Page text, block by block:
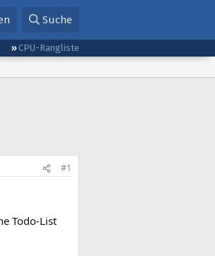
Suche
CPU-Rangliste
#1
Todo-List